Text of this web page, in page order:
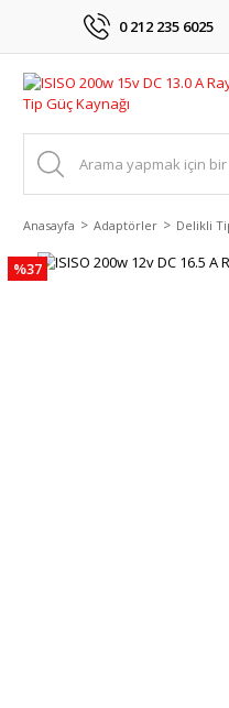
0 212 235 6025
Anasayfa Adaptörler Delikli
%37